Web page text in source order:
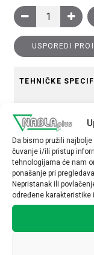
Da bismo pružili
čuvanje i/ili pristup
tehnologijama će nam
ponašanje pri
Nepristanak ili
određene karakteristike
EvoLine 19
USPOREDI
TEHNIČKE
Način montaže
nadžbukno
Povezani